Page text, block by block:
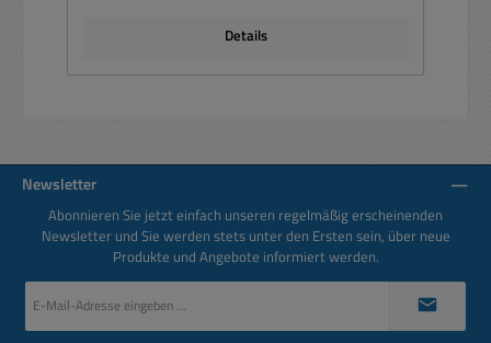
Details
Newsletter
Abonnieren Sie jetzt einfach unseren regelmäßig erscheinenden
Newsletter und Sie werden stets unter den Ersten sein, über neue
Produkte und Angebote informiert werden.
Mail-